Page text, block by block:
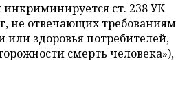
ст. 238 УК
не отвечающих требованиям
или здоровья потребителей,
смерть человека»),